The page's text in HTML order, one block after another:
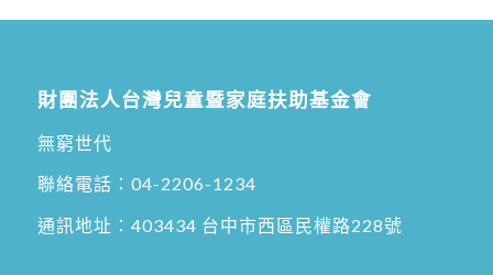
財團法人台灣兒童暨家庭扶助基金會
無窮世代
聯絡電話： 04-2206-1234
通訊地址： 403434 台中市西區民權路228號